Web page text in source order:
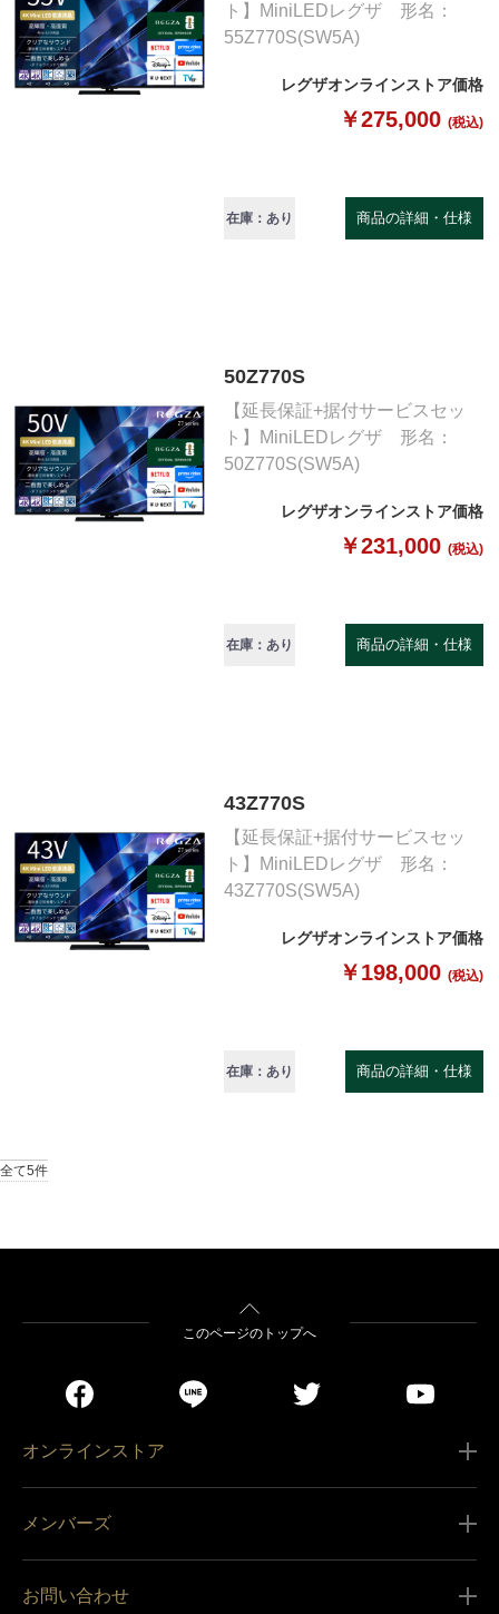
ト】MiniLEDレグザ 形名：
55Z770S(SW5A)
レグザオンラインストア価格
￥275,000 (税込)
在庫：あり 商品の詳細・仕様
50Z770S
【延長保証+据付サービスセッ
ト】MiniLEDレグザ 形名：
50Z770S(SW5A)
レグザオンラインストア価格
￥231,000 (税込)
在庫：あり 商品の詳細・仕様
43Z770S
【延長保証+据付サービスセッ
ト】MiniLEDレグザ 形名：
43Z770S(SW5A)
レグザオンラインストア価格
￥198,000 (税込)
在庫：あり 商品の詳細・仕様
全て5件
このページのトップへ
オンラインストア
メンバーズ
お問い合わせ